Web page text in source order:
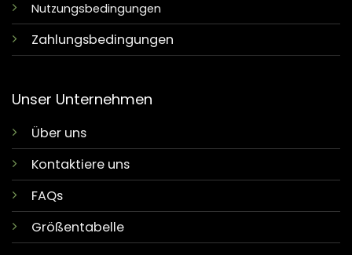
Nutzungsbedingungen
Zahlungsbedingungen
Unser Unternehmen
Über uns
Kontaktiere uns
FAQs
Größentabelle